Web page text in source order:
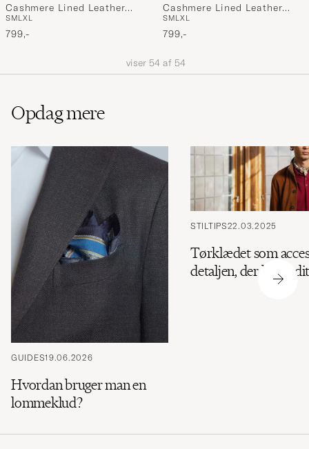
Cashmere Lined Leather
Glove Black
SMLXL
799,-
Cashmere Lined Leather
Glove Deep Brown
SMLXL
799,-
viser 54 af 54
Opdag mere
GUIDES19.06.2026
Hvordan bruger man en
lommeklud?
STILTIPS22.03.2025
Tørklædet som
detaljen, der løfter